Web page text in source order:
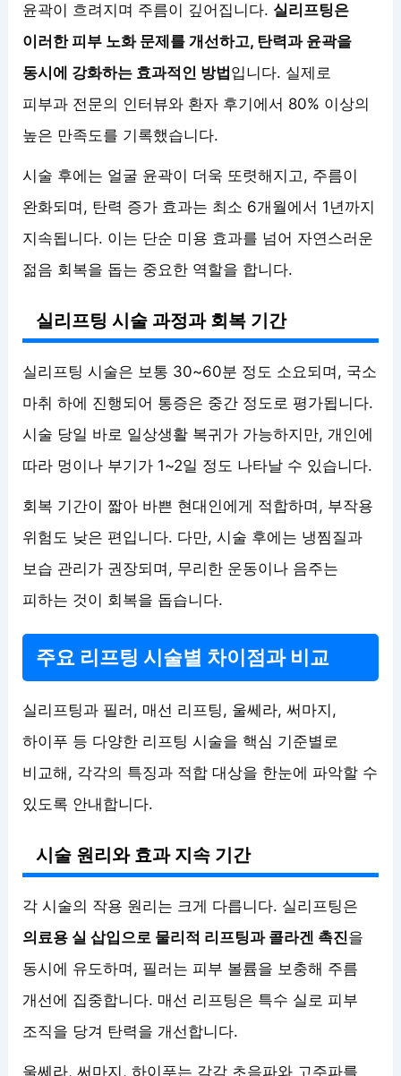
윤곽이 흐려지며 주름이 깊어집니다. 실리프팅은
이러한 피부 노화 문제를 개선하고, 탄력과 윤곽을
동시에 강화하는 효과적인 방법 입니다. 실제로
피부과 전문의 인터뷰와 환자 후기에서 80% 이상의
높은 만족도를 기록했습니다.
시술 후에는 얼굴 윤곽이 더욱 또렷해지고, 주름이
완화되며, 탄력 증가 효과는 최소 6개월에서 1년까지
지속됩니다. 이는 단순 미용 효과를 넘어 자연스러운
젊음 회복을 돕는 중요한 역할을 합니다.
실리프팅 시술 과정과 회복 기간
실리프팅 시술은 보통 30~60분 정도 소요되며, 국소
마취 하에 진행되어 통증은 중간 정도로 평가됩니다.
시술 당일 바로 일상생활 복귀가 가능하지만, 개인에
따라 멍이나 부기가 1~2일 정도 나타날 수 있습니다.
회복 기간이 짧아 바쁜 현대인에게 적합하며, 부작용
위험도 낮은 편입니다. 다만, 시술 후에는 냉찜질과
보습 관리가 권장되며, 무리한 운동이나 음주는
피하는 것이 회복을 돕습니다.
주요 리프팅 시술별 차이점과 비교
실리프팅과 필러, 매선 리프팅, 울쎄라, 써마지,
하이푸 등 다양한 리프팅 시술을 핵심 기준별로
비교해, 각각의 특징과 적합 대상을 한눈에 파악할 수
있도록 안내합니다.
시술 원리와 효과 지속 기간
각 시술의 작용 원리는 크게 다릅니다. 실리프팅은
의료용 실 삽입으로 물리적 리프팅과 콜라겐 촉진을
동시에 유도하며, 필러는 피부 볼륨을 보충해 주름
개선에 집중합니다. 매선 리프팅은 특수 실로 피부
조직을 당겨 탄력을 개선합니다.
울쎄라, 써마지, 하이푸는 각각 초음파와 고주파를